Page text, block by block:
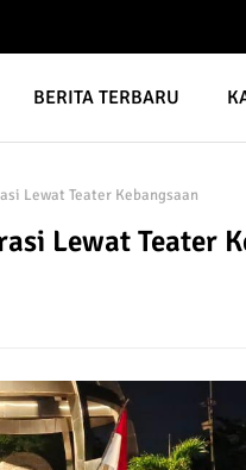
BERITA TERBARU
Lewat Teater Kebangsaan
Lewat Teater